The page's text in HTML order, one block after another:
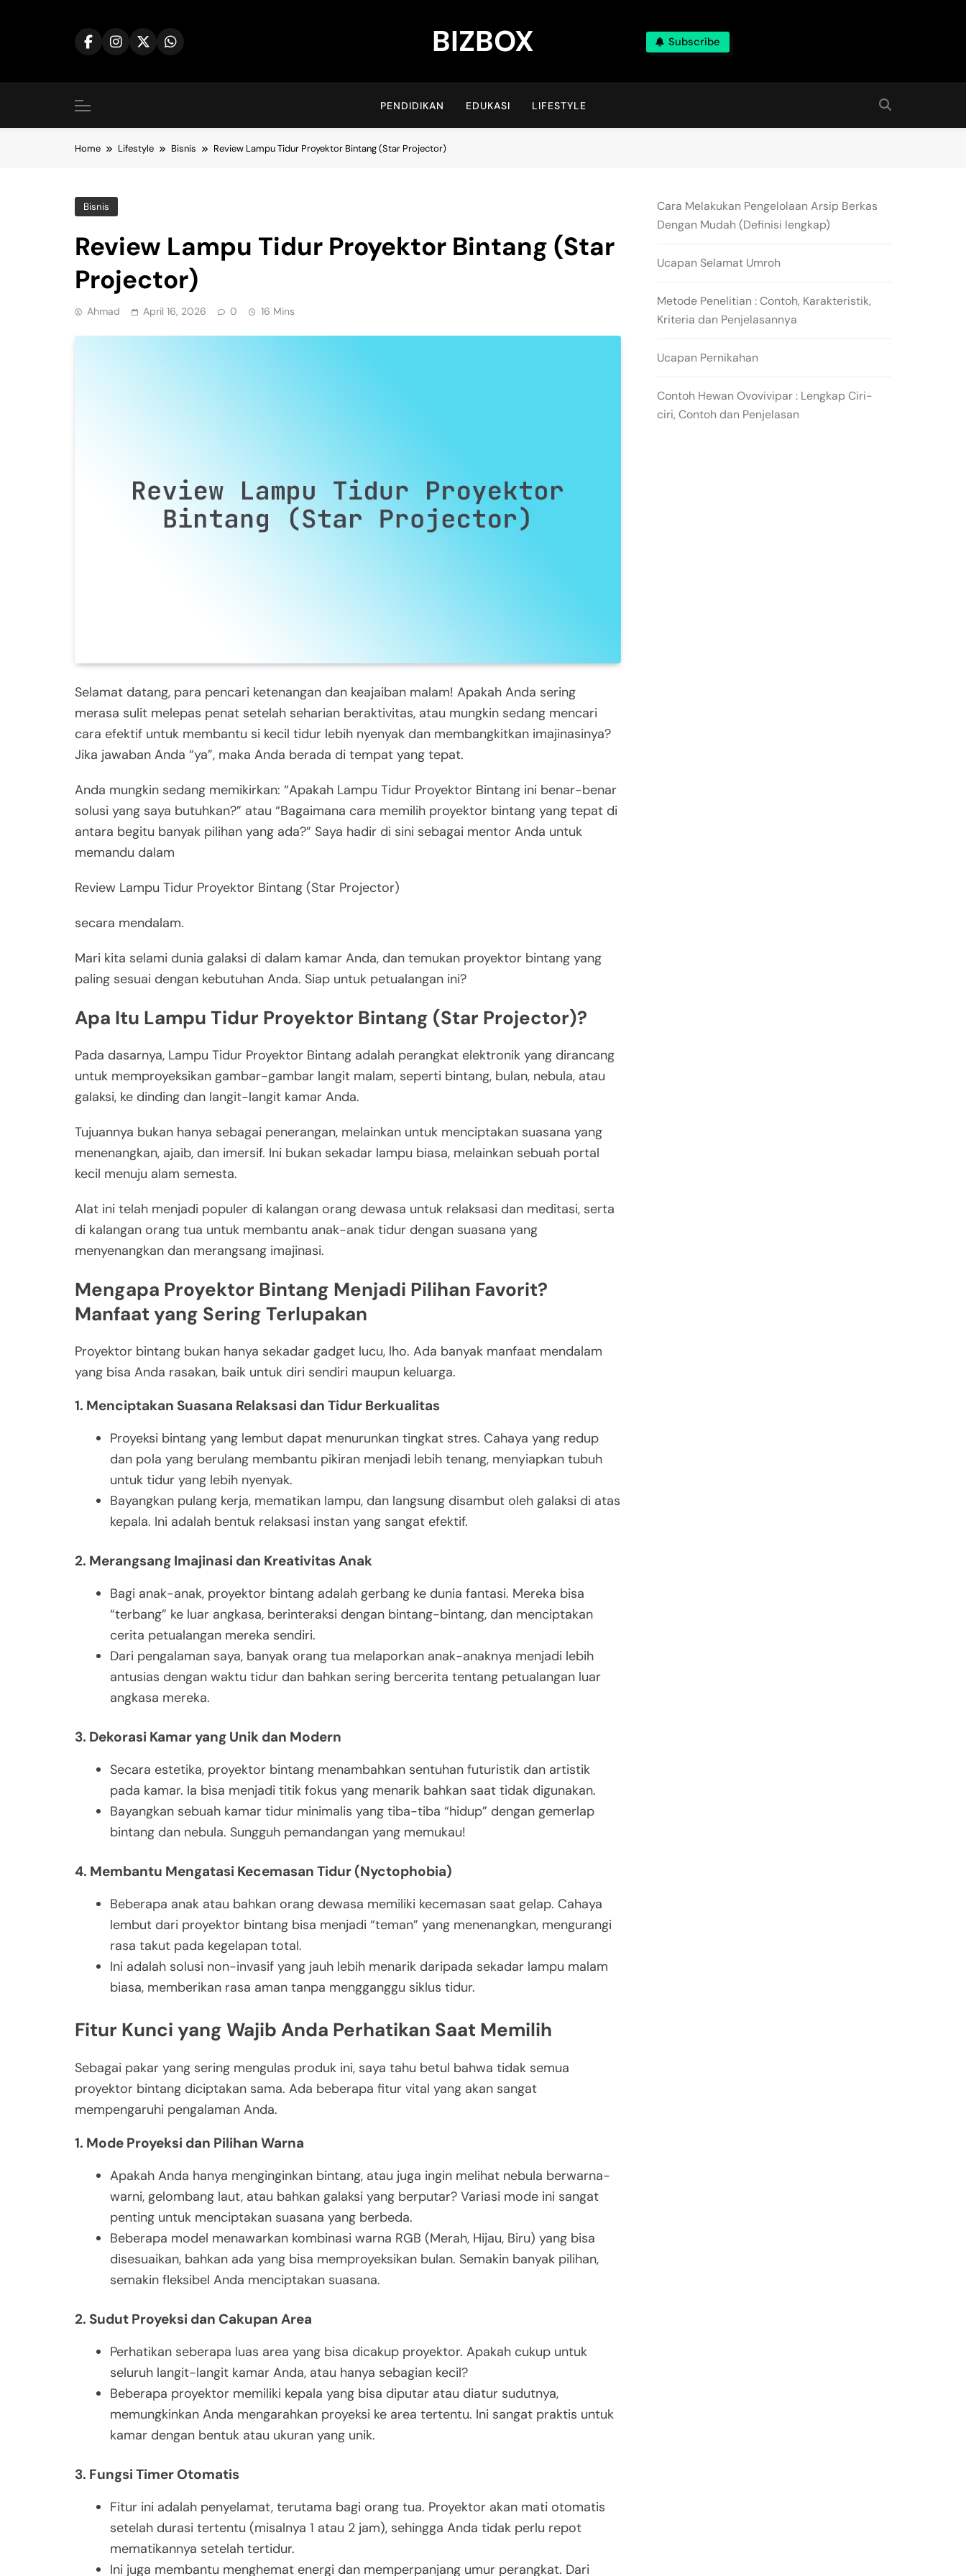
BIZBOX Subscribe
PENDIDIKAN EDUKASI LIFESTYLE
Home Lifestyle Bisnis Review Lampu Tidur Proyektor Bintang (Star Projector)
Bisnis
Review Lampu Tidur Proyektor Bintang (Star
Projector)
Ahmad April 16, 2026 0 16 Mins
Selamat datang, para pencari ketenangan dan keajaiban malam! Apakah Anda sering
merasa sulit melepas penat setelah seharian beraktivitas, atau mungkin sedang mencari
cara efektif untuk membantu si kecil tidur lebih nyenyak dan membangkitkan imajinasinya?
Jika jawaban Anda “ya”, maka Anda berada di tempat yang tepat.
Anda mungkin sedang memikirkan: “Apakah Lampu Tidur Proyektor Bintang ini benar-benar
solusi yang saya butuhkan?” atau “Bagaimana cara memilih proyektor bintang yang tepat di
antara begitu banyak pilihan yang ada?” Saya hadir di sini sebagai mentor Anda untuk
memandu dalam
Review Lampu Tidur Proyektor Bintang (Star Projector)
secara mendalam.
Mari kita selami dunia galaksi di dalam kamar Anda, dan temukan proyektor bintang yang
paling sesuai dengan kebutuhan Anda. Siap untuk petualangan ini?
Apa Itu Lampu Tidur Proyektor Bintang (Star Projector)?
Pada dasarnya, Lampu Tidur Proyektor Bintang adalah perangkat elektronik yang dirancang
untuk memproyeksikan gambar-gambar langit malam, seperti bintang, bulan, nebula, atau
galaksi, ke dinding dan langit-langit kamar Anda.
Tujuannya bukan hanya sebagai penerangan, melainkan untuk menciptakan suasana yang
menenangkan, ajaib, dan imersif. Ini bukan sekadar lampu biasa, melainkan sebuah portal
kecil menuju alam semesta.
Alat ini telah menjadi populer di kalangan orang dewasa untuk relaksasi dan meditasi, serta
di kalangan orang tua untuk membantu anak-anak tidur dengan suasana yang
menyenangkan dan merangsang imajinasi.
Mengapa Proyektor Bintang Menjadi Pilihan Favorit?
Manfaat yang Sering Terlupakan
Proyektor bintang bukan hanya sekadar gadget lucu, lho. Ada banyak manfaat mendalam
yang bisa Anda rasakan, baik untuk diri sendiri maupun keluarga.
1. Menciptakan Suasana Relaksasi dan Tidur Berkualitas
Proyeksi bintang yang lembut dapat menurunkan tingkat stres. Cahaya yang redup
dan pola yang berulang membantu pikiran menjadi lebih tenang, menyiapkan tubuh
untuk tidur yang lebih nyenyak.
Bayangkan pulang kerja, mematikan lampu, dan langsung disambut oleh galaksi di atas
kepala. Ini adalah bentuk relaksasi instan yang sangat efektif.
2. Merangsang Imajinasi dan Kreativitas Anak
Bagi anak-anak, proyektor bintang adalah gerbang ke dunia fantasi. Mereka bisa
“terbang” ke luar angkasa, berinteraksi dengan bintang-bintang, dan menciptakan
cerita petualangan mereka sendiri.
Dari pengalaman saya, banyak orang tua melaporkan anak-anaknya menjadi lebih
antusias dengan waktu tidur dan bahkan sering bercerita tentang petualangan luar
angkasa mereka.
3. Dekorasi Kamar yang Unik dan Modern
Secara estetika, proyektor bintang menambahkan sentuhan futuristik dan artistik
pada kamar. Ia bisa menjadi titik fokus yang menarik bahkan saat tidak digunakan.
Bayangkan sebuah kamar tidur minimalis yang tiba-tiba “hidup” dengan gemerlap
bintang dan nebula. Sungguh pemandangan yang memukau!
4. Membantu Mengatasi Kecemasan Tidur (Nyctophobia)
Beberapa anak atau bahkan orang dewasa memiliki kecemasan saat gelap. Cahaya
lembut dari proyektor bintang bisa menjadi “teman” yang menenangkan, mengurangi
rasa takut pada kegelapan total.
Ini adalah solusi non-invasif yang jauh lebih menarik daripada sekadar lampu malam
biasa, memberikan rasa aman tanpa mengganggu siklus tidur.
Fitur Kunci yang Wajib Anda Perhatikan Saat Memilih
Sebagai pakar yang sering mengulas produk ini, saya tahu betul bahwa tidak semua
proyektor bintang diciptakan sama. Ada beberapa fitur vital yang akan sangat
mempengaruhi pengalaman Anda.
1. Mode Proyeksi dan Pilihan Warna
Apakah Anda hanya menginginkan bintang, atau juga ingin melihat nebula berwarna-
warni, gelombang laut, atau bahkan galaksi yang berputar? Variasi mode ini sangat
penting untuk menciptakan suasana yang berbeda.
Beberapa model menawarkan kombinasi warna RGB (Merah, Hijau, Biru) yang bisa
disesuaikan, bahkan ada yang bisa memproyeksikan bulan. Semakin banyak pilihan,
semakin fleksibel Anda menciptakan suasana.
2. Sudut Proyeksi dan Cakupan Area
Perhatikan seberapa luas area yang bisa dicakup proyektor. Apakah cukup untuk
seluruh langit-langit kamar Anda, atau hanya sebagian kecil?
Beberapa proyektor memiliki kepala yang bisa diputar atau diatur sudutnya,
memungkinkan Anda mengarahkan proyeksi ke area tertentu. Ini sangat praktis untuk
kamar dengan bentuk atau ukuran yang unik.
3. Fungsi Timer Otomatis
Fitur ini adalah penyelamat, terutama bagi orang tua. Proyektor akan mati otomatis
setelah durasi tertentu (misalnya 1 atau 2 jam), sehingga Anda tidak perlu repot
mematikannya setelah tertidur.
Ini juga membantu menghemat energi dan memperpanjang umur perangkat. Dari
Cara Melakukan Pengelolaan Arsip Berkas
Dengan Mudah (Definisi lengkap)
Ucapan Selamat Umroh
Metode Penelitian : Contoh, Karakteristik,
Kriteria dan Penjelasannya
Ucapan Pernikahan
Contoh Hewan Ovovivipar : Lengkap Ciri-
ciri, Contoh dan Penjelasan